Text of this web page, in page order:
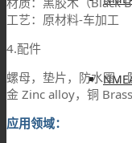
工艺：原材料-车加工
4.配件
螺母，垫片，防水圈
金 Zinc alloy，铜 Brass
应用领域：